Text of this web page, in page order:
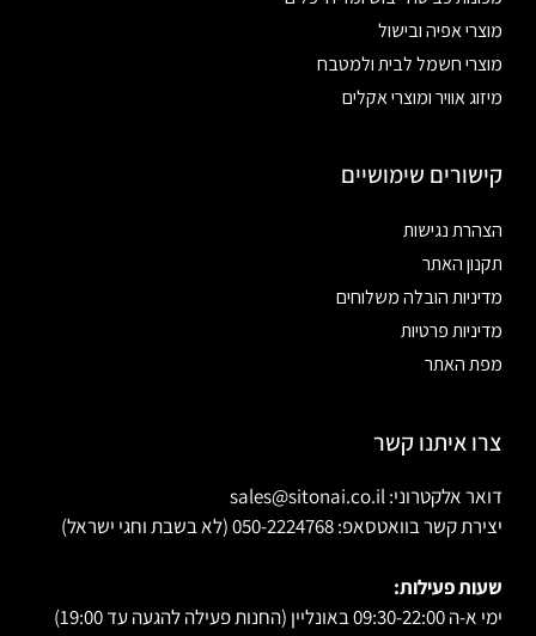
מוצרי אפיה ובישול
מוצרי חשמל לבית ולמטבח
מיזוג אוויר ומוצרי אקלים
קישורים שימושיים
הצהרת נגישות
תקנון האתר
מדיניות הובלה משלוחים
מדיניות פרטיות
מפת האתר
צרו איתנו קשר
דואר אלקטרוני: sales@sitonai.co.il
יצירת קשר בוואטסאפ: 050-2224768 (לא בשבת וחגי ישראל)
שעות פעילות:
ימי א-ה 09:30-22:00 באונליין (החנות פעילה להגעה עד 19:00)